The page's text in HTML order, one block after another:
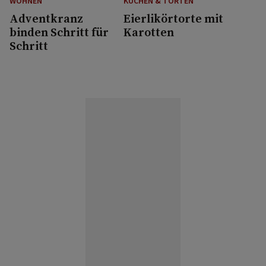
Adventkranz
binden Schritt für
Schritt
Eierlikörtorte mit
Karotten